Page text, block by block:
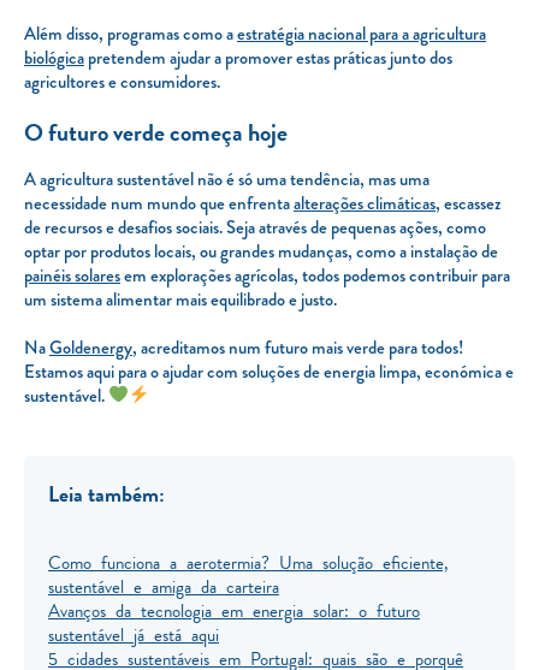
Além disso, programas como aestratégia nacional para a agricultura
biológicapretendem ajudar a promover estas práticas junto dos
agricultores e consumidores.
O futuro verde começa hoje
A agricultura sustentável não é só uma tendência, mas uma
necessidade num mundo que enfrentaalterações climáticas, escassez
de recursos e desafios sociais. Seja através de pequenas ações, como
optar por produtos locais, ou grandes mudanças, como a instalação de
painéis solaresem explorações agrícolas, todos podemos contribuir para
um sistema alimentar mais equilibrado e justo.
NaGoldenergy, acreditamos num futuro mais verde para todos!
Estamos aqui para o ajudar com soluções de energia limpa, económica e
sustentável.
Leia também:
Como funciona a aerotermia? Uma solução eficiente,
sustentável e amiga da carteira
Avanços da tecnologia em energia solar: o futuro
sustentável já está aqui
5 cidades sustentáveis em Portugal: quais são e porquê